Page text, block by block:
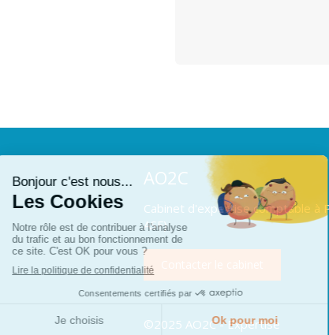
AO2C
Cabinet d'expertise comptable à
ASF)
©2025 AO2C - Expertise